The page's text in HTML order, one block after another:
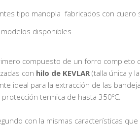
tipo manopla fabricados con cuero
modelos disponibles
compuesto de un forro completo
con hilo de KEVLAR(talla única y
ideal para la extracción de las
protección termica de hasta 350ºC.
con la mismas características